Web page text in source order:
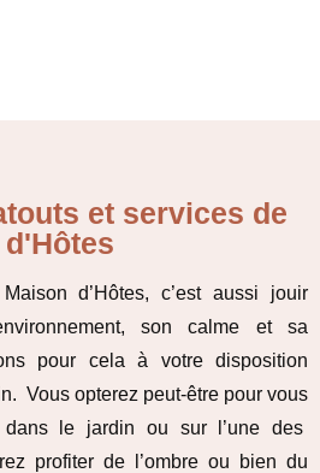
et services de
d’Hôtes, c’est aussi jouir
son calme et sa
pour cela à votre disposition
Vous opterez peut-être pour vous
dans le jardin ou sur l’une des
profiter de l’ombre ou bien du